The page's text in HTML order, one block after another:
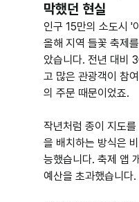
막했던 현실
인구 15만의 소도시 '
올해 지역 들꽃 축제
았습니다. 전년 대비
고 많은 관광객이 참
의 주문 때문이었죠.
작년처럼 종이 지도
을 배치하는 방식은
능했습니다. 축제 앱
예산을 초과했습니다.